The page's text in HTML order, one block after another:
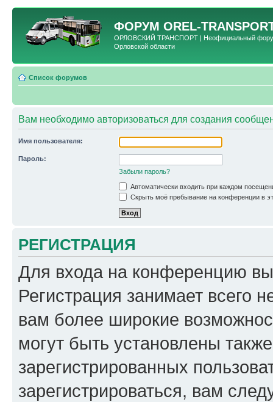
ФОРУМ OREL-
ОРЛОВСКИЙ ТРАНСПОРТ | Неофициальный форум
Орловской области
Список форумов
Вам необходимо авторизоваться для создания
Имя пользователя:
Пароль:
Забыли пароль?
Автоматически входить при каждом
Скрыть моё пребывание на конференции в
РЕГИСТРАЦИЯ
Для входа на конференцию
Регистрация занимает всего
вам более широкие
могут быть установлены
зарегистрированных
зарегистрироваться, вам